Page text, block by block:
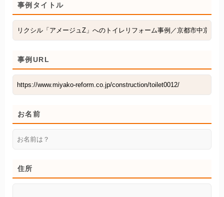
事例タイトル
事例URL
お名前
住所